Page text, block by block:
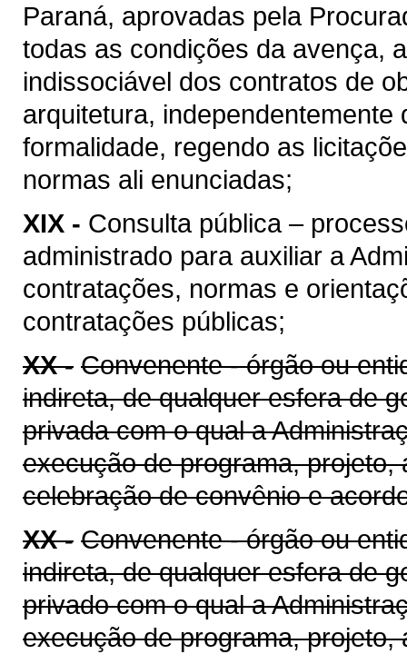
Paraná, aprovadas pela
todas as condições da avença,
indissociável dos contratos de
arquitetura,
formalidade, regendo as
normas ali enunciadas;
XIX - Consulta pública –
administrado para auxiliar a
contratações, normas e
contratações públicas;
XX - Convenente - órgão ou
indireta, de qualquer esfera de
privada com o qual a
execução de programa,
celebração de convênio e
XX - Convenente - órgão ou
indireta, de qualquer esfera de
privado com o qual a
execução de programa,